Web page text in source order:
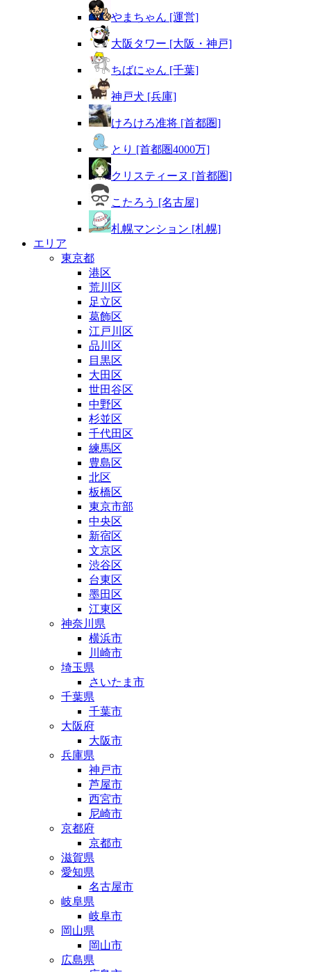
やまちゃん [運営]
大阪タワー [大阪・神戸]
ちばにゃん [千葉]
神戸犬 [兵庫]
けろけろ准将 [首都圏]
とり [首都圏4000万]
クリスティーヌ [首都圏]
こたろう [名古屋]
札幌マンション [札幌]
エリア
東京都
港区
荒川区
足立区
葛飾区
江戸川区
品川区
目黒区
大田区
世田谷区
中野区
杉並区
千代田区
練馬区
豊島区
北区
板橋区
東京市部
中央区
新宿区
文京区
渋谷区
台東区
墨田区
江東区
神奈川県
横浜市
川崎市
埼玉県
さいたま市
千葉県
千葉市
大阪府
大阪市
兵庫県
神戸市
芦屋市
西宮市
尼崎市
京都府
京都市
滋賀県
愛知県
名古屋市
岐阜県
岐阜市
岡山県
岡山市
広島県